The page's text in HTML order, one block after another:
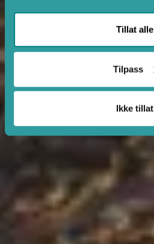
Tillat alle
Tilpass
Ikke tillat